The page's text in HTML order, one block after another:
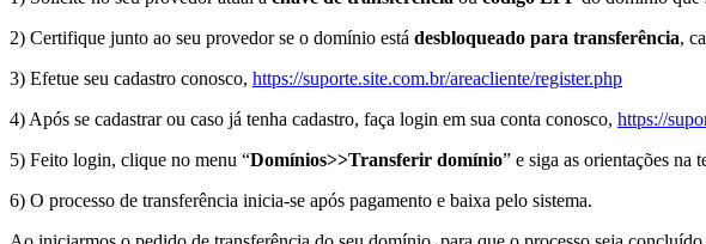
2) Certifique junto ao seu provedor se o domínio está desbloqueado para transferência,
3) Efetue seu cadastro conosco, https://suporte.site.com.br/areacliente/register.php
4) Após se cadastrar ou caso já tenha cadastro, faça login em sua conta conosco, https://
5) Feito login, clique no menu “Domínios>>Transferir domínio” e siga as orientações na
6) O processo de transferência inicia-se após pagamento e baixa pelo sistema.